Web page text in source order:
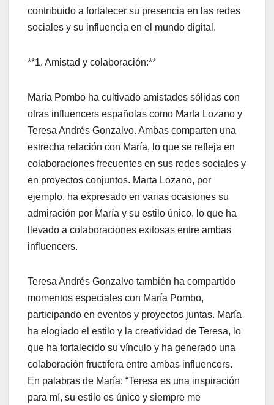
contribuido a fortalecer su presencia en las redes
sociales y su influencia en el mundo digital.
**1. Amistad y colaboración:**
María Pombo ha cultivado amistades sólidas con
otras influencers españolas como Marta Lozano y
Teresa Andrés Gonzalvo. Ambas comparten una
estrecha relación con María, lo que se refleja en
colaboraciones frecuentes en sus redes sociales y
en proyectos conjuntos. Marta Lozano, por
ejemplo, ha expresado en varias ocasiones su
admiración por María y su estilo único, lo que ha
llevado a colaboraciones exitosas entre ambas
influencers.
Teresa Andrés Gonzalvo también ha compartido
momentos especiales con María Pombo,
participando en eventos y proyectos juntas. María
ha elogiado el estilo y la creatividad de Teresa, lo
que ha fortalecido su vínculo y ha generado una
colaboración fructífera entre ambas influencers.
En palabras de María: “Teresa es una inspiración
para mí, su estilo es único y siempre me